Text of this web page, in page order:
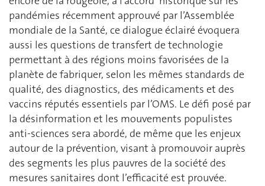
pandémies récemment approuvé par l’Assemblée
mondiale de la Santé, ce dialogue éclairé évoquera
aussi les questions de transfert de technologie
permettant à des régions moins favorisées de la
planète de fabriquer, selon les mêmes standards de
qualité, des diagnostics, des médicaments et des
vaccins réputés essentiels par l’OMS. Le défi posé par
la désinformation et les mouvements populistes
anti-sciences sera abordé, de même que les enjeux
autour de la prévention, visant à promouvoir auprès
des segments les plus pauvres de la société des
mesures sanitaires dont l’efficacité est prouvée.